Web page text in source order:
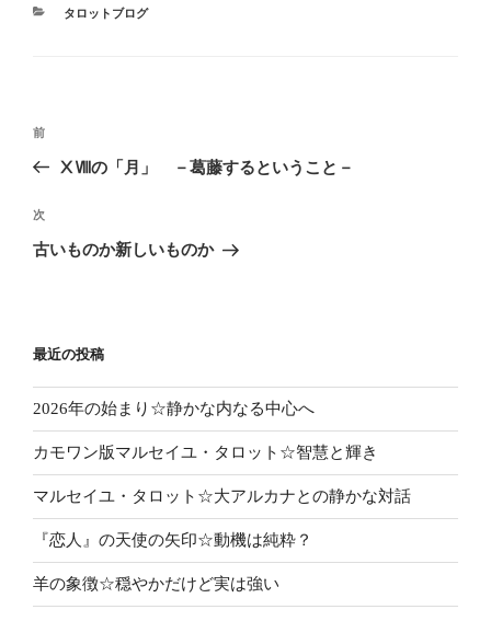
カ
タロットブログ
投
ビ
ゲ
ン
前
の
稿
前
ⅩⅧの「月」 －葛藤するということ－
次
の
次
古いものか新しいものか
最近の投稿
2026年の始まり☆静かな内なる中心へ
カモワン版マルセイユ・タロット☆智慧と輝き
マルセイユ・タロット☆大アルカナとの静かな対話
『恋人』の天使の矢印☆動機は純粋？
羊の象徴☆穏やかだけど実は強い